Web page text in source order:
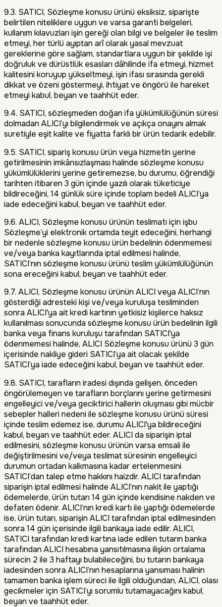
9.3. SATICI, Sözleşme konusu ürünü eksiksiz, siparişte
belirtilen niteliklere uygun ve varsa garanti belgeleri,
kullanım kılavuzları işin gereği olan bilgi ve belgeler ile teslim
etmeyi, her türlü ayıptan arî olarak yasal mevzuat
gereklerine göre sağlam, standartlara uygun bir şekilde işi
doğruluk ve dürüstlük esasları dâhilinde ifa etmeyi, hizmet
kalitesini koruyup yükseltmeyi, işin ifası sırasında gerekli
dikkat ve özeni göstermeyi, ihtiyat ve öngörü ile hareket
etmeyi kabul, beyan ve taahhüt eder.
9.4. SATICI, sözleşmeden doğan ifa yükümlülüğünün süresi
dolmadan ALICI’yı bilgilendirmek ve açıkça onayını almak
suretiyle eşit kalite ve fiyatta farklı bir ürün tedarik edebilir.
9.5. SATICI, sipariş konusu ürün veya hizmetin yerine
getirilmesinin imkânsızlaşması halinde sözleşme konusu
yükümlülüklerini yerine getiremezse, bu durumu, öğrendiği
tarihten itibaren 3 gün içinde yazılı olarak tüketiciye
bildireceğini, 14 günlük süre içinde toplam bedeli ALICI’ya
iade edeceğini kabul, beyan ve taahhüt eder.
9.6. ALICI, Sözleşme konusu ürünün teslimatı için işbu
Sözleşme’yi elektronik ortamda teyit edeceğini, herhangi
bir nedenle sözleşme konusu ürün bedelinin ödenmemesi
ve/veya banka kayıtlarında iptal edilmesi halinde,
SATICI’nın sözleşme konusu ürünü teslim yükümlülüğünün
sona ereceğini kabul, beyan ve taahhüt eder.
9.7. ALICI, Sözleşme konusu ürünün ALICI veya ALICI’nın
gösterdiği adresteki kişi ve/veya kuruluşa tesliminden
sonra ALICI'ya ait kredi kartının yetkisiz kişilerce haksız
kullanılması sonucunda sözleşme konusu ürün bedelinin ilgili
banka veya finans kuruluşu tarafından SATICI'ya
ödenmemesi halinde, ALICI Sözleşme konusu ürünü 3 gün
içerisinde nakliye gideri SATICI’ya ait olacak şekilde
SATICI’ya iade edeceğini kabul, beyan ve taahhüt eder.
9.8. SATICI, tarafların iradesi dışında gelişen, önceden
öngörülemeyen ve tarafların borçlarını yerine getirmesini
engelleyici ve/veya geciktirici hallerin oluşması gibi mücbir
sebepler halleri nedeni ile sözleşme konusu ürünü süresi
içinde teslim edemez ise, durumu ALICI'ya bildireceğini
kabul, beyan ve taahhüt eder. ALICI da siparişin iptal
edilmesini, sözleşme konusu ürünün varsa emsali ile
değiştirilmesini ve/veya teslimat süresinin engelleyici
durumun ortadan kalkmasına kadar ertelenmesini
SATICI’dan talep etme hakkını haizdir. ALICI tarafından
siparişin iptal edilmesi halinde ALICI’nın nakit ile yaptığı
ödemelerde, ürün tutarı 14 gün içinde kendisine nakden ve
defaten ödenir. ALICI’nın kredi kartı ile yaptığı ödemelerde
ise, ürün tutarı, siparişin ALICI tarafından iptal edilmesinden
sonra 14 gün içerisinde ilgili bankaya iade edilir. ALICI,
SATICI tarafından kredi kartına iade edilen tutarın banka
tarafından ALICI hesabına yansıtılmasına ilişkin ortalama
sürecin 2 ile 3 haftayı bulabileceğini, bu tutarın bankaya
iadesinden sonra ALICI’nın hesaplarına yansıması halinin
tamamen banka işlem süreci ile ilgili olduğundan, ALICI, olası
gecikmeler için SATICI’yı sorumlu tutamayacağını kabul,
beyan ve taahhüt eder.